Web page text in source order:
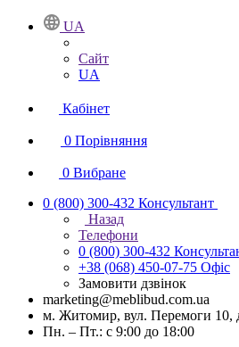
UA
Сайт
UA
Кабінет
0 Порівняння
0 Вибране
0 (800) 300-432 Консультант
Назад
Телефони
0 (800) 300-432
+38 (068) 450-07-75 Офіс
Замовити дзвінок
marketing@meblibud.com.ua
м. Житомир, вул. Перемоги 10,
Пн. – Пт.: с 9:00 до 18:00